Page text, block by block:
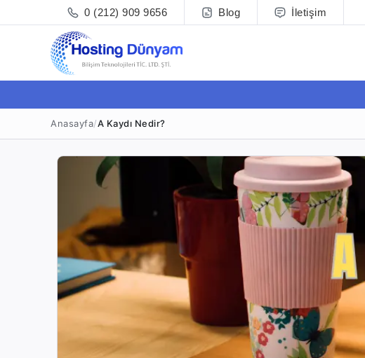
0 (212) 909 9656 Blog İletişim
Anasayfa/A Kaydı Nedir?